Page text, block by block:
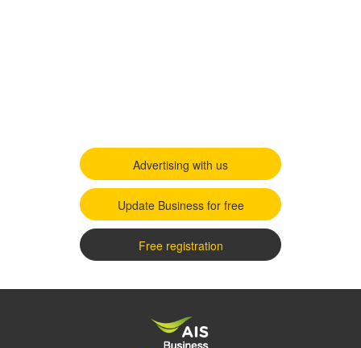
Advertising with us
Update Business for free
Free registration